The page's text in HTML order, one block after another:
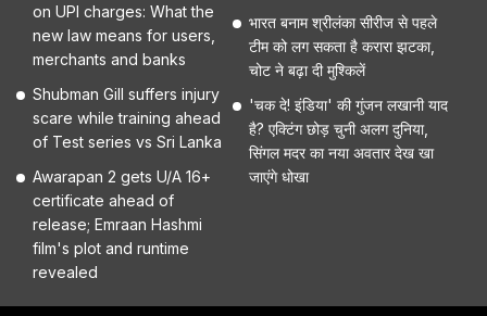
on UPI charges: What the
new law means for users,
merchants and banks
Shubman Gill suffers injury
scare while training ahead
of Test series vs Sri Lanka
Awarapan 2 gets U/A 16+
certificate ahead of
release; Emraan Hashmi
film's plot and runtime
revealed
भारत बनाम श्रीलंका सीरीज से पहले
टीम को लग सकता है करारा झटका,
चोट ने बढ़ा दी मुश्किलें
'चक दे! इंडिया' की गुंजन लखानी याद
है? एक्टिंग छोड़ चुनी अलग दुनिया,
सिंगल मदर का नया अवतार देख खा
जाएंगे धोखा